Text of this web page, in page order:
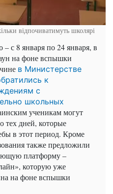
відпочиватимуть школярі
с 8 января по 24 января, в
на фоне вспышки
в Министерстве
к
с
школьных
ученикам могут
тех дней, которые
в этот период. Кроме
также предложили
платформу –
которую уже
на фоне вспышки